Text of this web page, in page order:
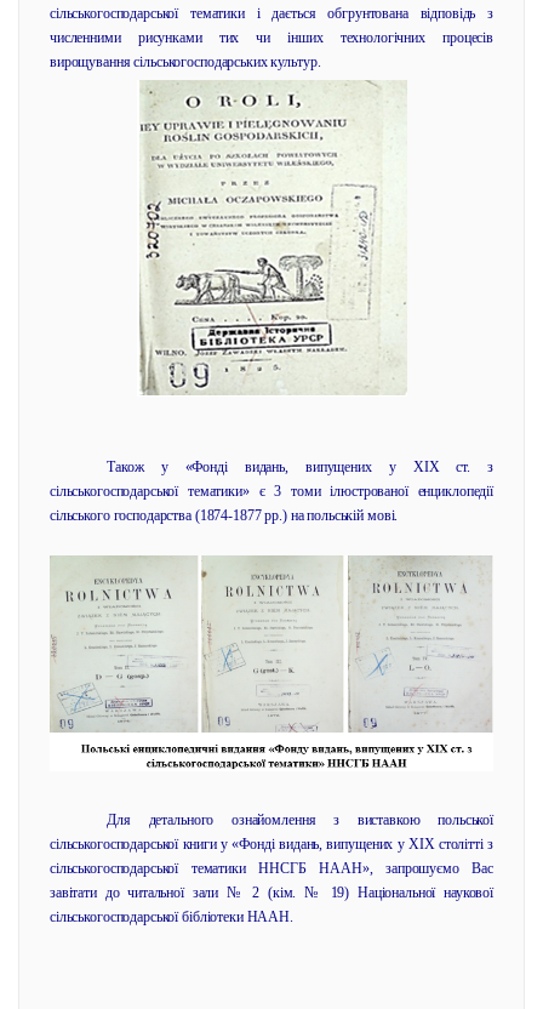
сільськогосподарської тематики і дається обгрунтована відповідь з
численними рисунками тих чи інших технологічних процесів
вирощування сільськогосподарських культур.
Також у «Фонді видань, випущених у ХІХ ст. з
сільськогосподарської тематики» є 3 томи ілюстрованої енциклопедії
сільського господарства (1874-1877 рр.) на польській мові.
Для детального ознайомлення з виставкою польської
сільськогосподарської книги у «Фонді видань, випущених у ХІХ столітті з
сільськогосподарської тематики ННСГБ НААН», запрошуємо Вас
завітати до читальної зали № 2 (кім. № 19) Національної наукової
сільськогосподарської бібліотеки НААН.